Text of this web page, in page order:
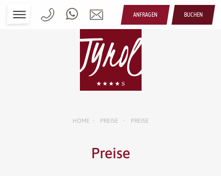
ANFRAGEN BUCHEN
HOME • PREISE • PREISE
Preise